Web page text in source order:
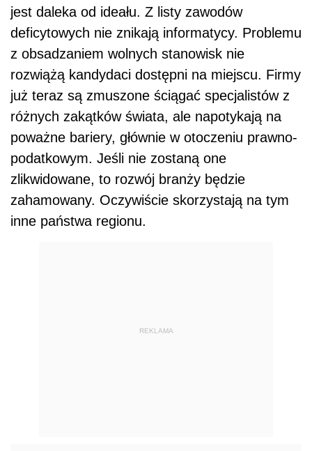
jest daleka od ideału. Z listy zawodów
deficytowych nie znikają informatycy. Problemu
z obsadzaniem wolnych stanowisk nie
rozwiążą kandydaci dostępni na miejscu. Firmy
już teraz są zmuszone ściągać specjalistów z
różnych zakątków świata, ale napotykają na
poważne bariery, głównie w otoczeniu prawno-
podatkowym. Jeśli nie zostaną one
zlikwidowane, to rozwój branży będzie
zahamowany. Oczywiście skorzystają na tym
inne państwa regionu.
REKLAMA